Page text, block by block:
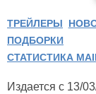
ТРЕЙЛЕРЫ
ПОДБОРКИ
СТАТИСТИКА
Издается с 13/